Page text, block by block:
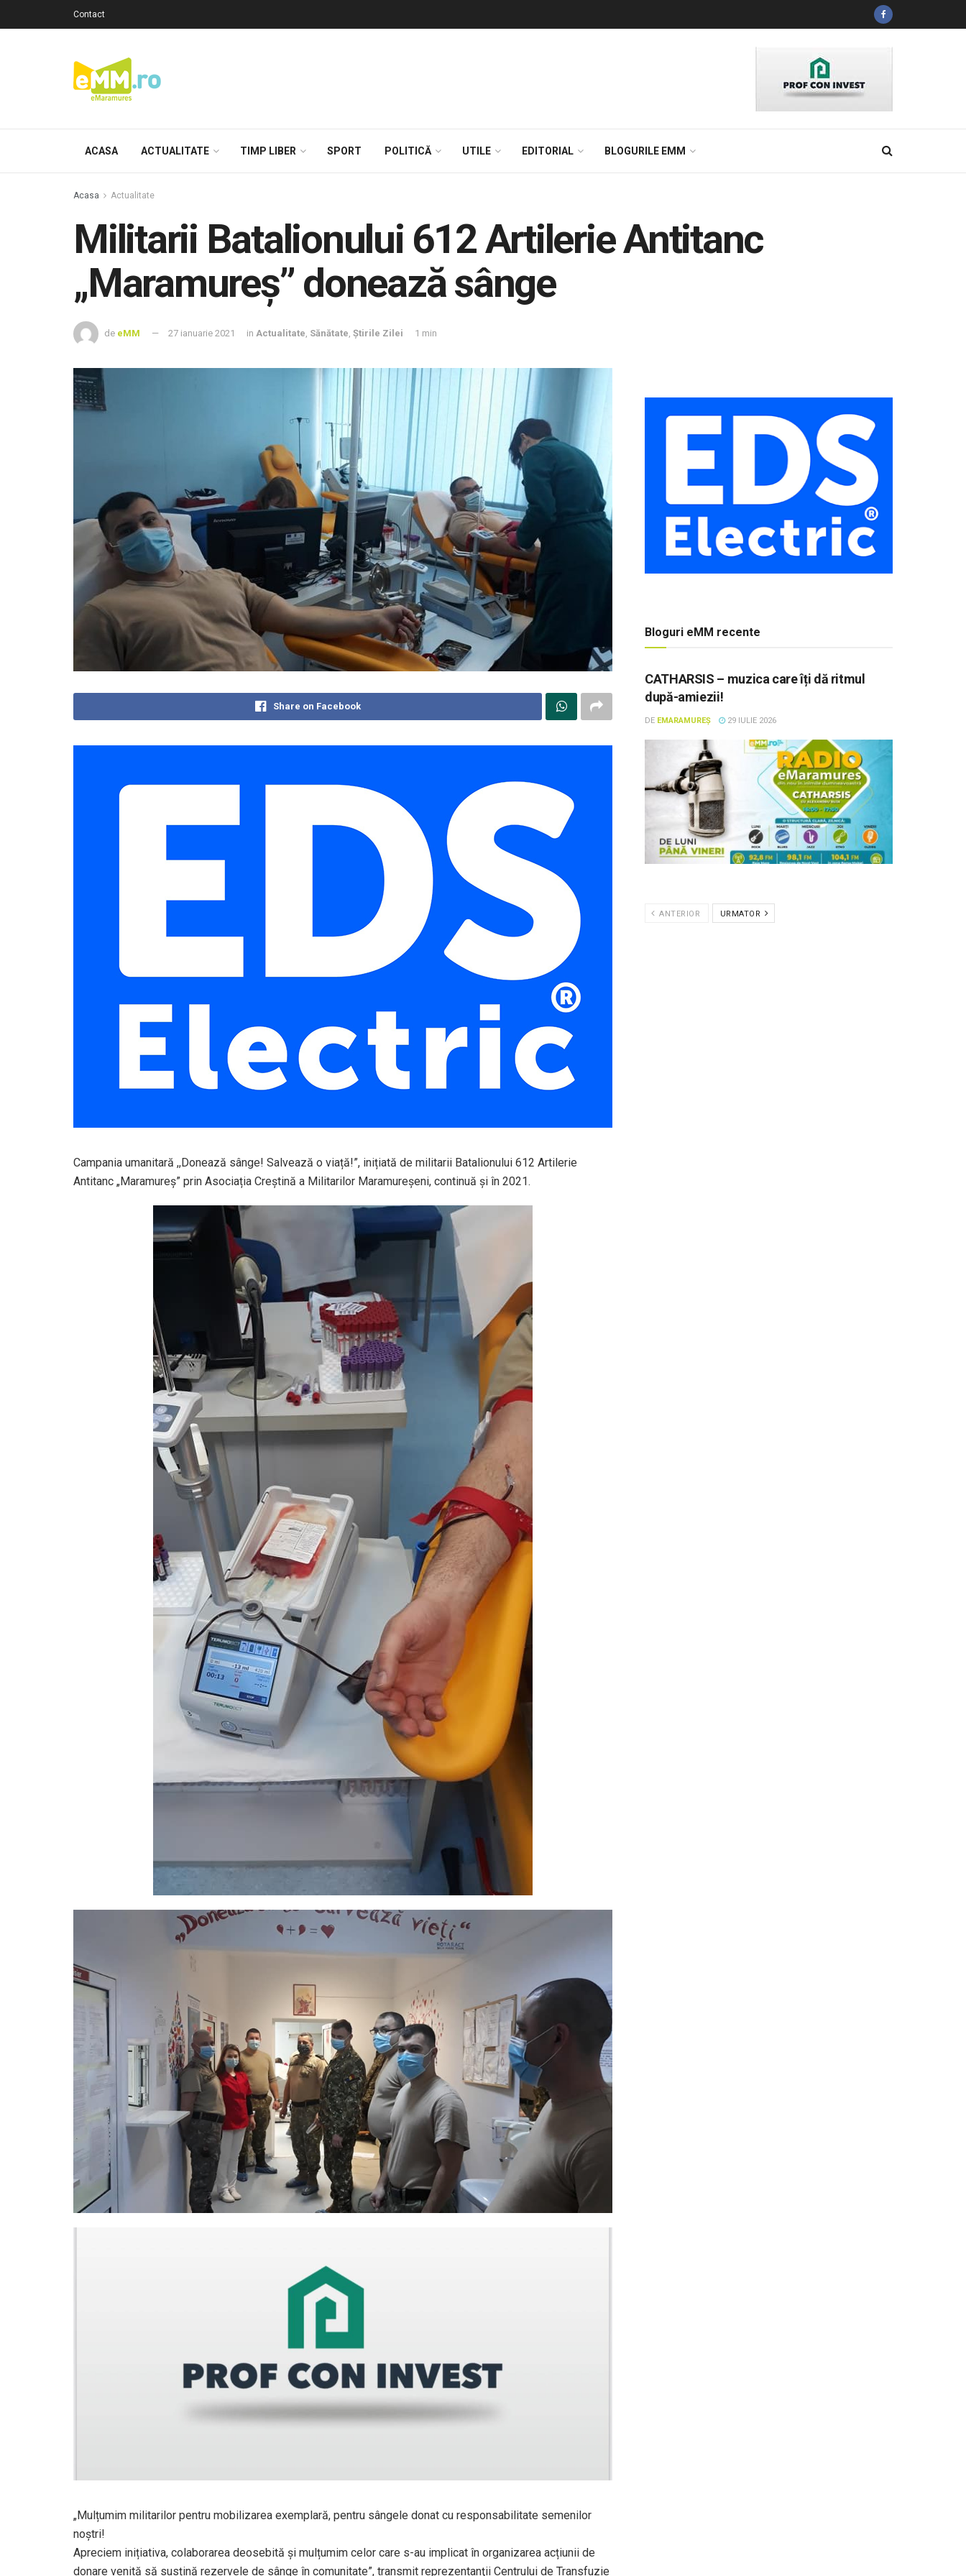
Contact
ACASA ACTUALITATE TIMP LIBER SPORT POLITICĂ UTILE EDITORIAL BLOGURILE EMM
Acasa Actualitate
Militarii Batalionului 612 Artilerie Antitanc
„Maramureș” donează sânge
de eMM 27 ianuarie 2021 in Actualitate, Sănătate, Știrile Zilei 1 min
Share on Facebook
Campania umanitară ,,Donează sânge! Salvează o viață!”, inițiată de militarii Batalionului 612 Artilerie
Antitanc „Maramureș” prin Asociația Creștină a Militarilor Maramureșeni, continuă și în 2021.
„Mulțumim militarilor pentru mobilizarea exemplară, pentru sângele donat cu responsabilitate semenilor
noștri!
Apreciem inițiativa, colaborarea deosebită și mulțumim celor care s-au implicat în organizarea acțiunii de
donare venită să susțină rezervele de sânge în comunitate”, transmit reprezentanţii Centrului de Transfuzie
Bloguri eMM recente
CATHARSIS – muzica care îți dă ritmul
după-amiezii!
DE EMARAMUREȘ 29 IULIE 2026
ANTERIOR URMATOR